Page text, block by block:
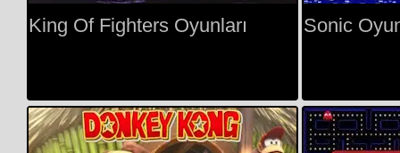
King Of Fighters Oyunları Sonic